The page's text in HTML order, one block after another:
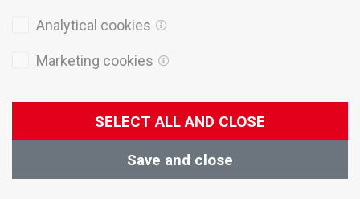
Analytical cookies
Marketing cookies
SELECT ALL AND CLOSE
Save and close